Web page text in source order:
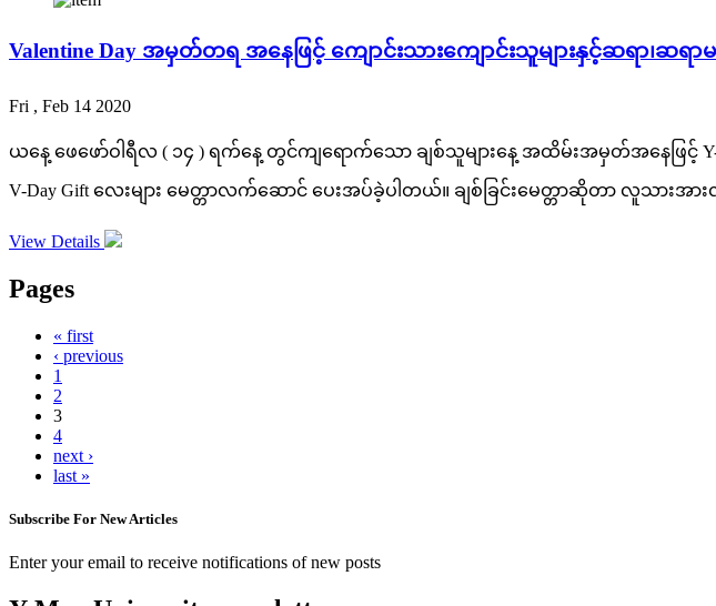
Valentine Day အမှတ်တရ အနေဖြင့် ကျောင်းသားကျောင်းသူများနှင့်ဆရာ၊ဆ
Fri , Feb 14 2020
ယနေ့ ဖေဖော်ဝါရီလ ( ၁၄ ) ရက်နေ့ တွင်ကျရောက်သော ချစ်သူများနေ့ အထိမ်းအမှတ်အနေဖြင့် Y-
V-Day Gift လေးများ မေတ္တာလက်ဆောင် ပေးအပ်ခဲ့ပါတယ်။ ချစ်ခြင်းမေတ္တာဆိုတာ လူသားအ
View Details
Pages
« first
‹ previous
1
2
3
4
next ›
last »
Subscribe For New Articles
Enter your email to receive notifications of new posts